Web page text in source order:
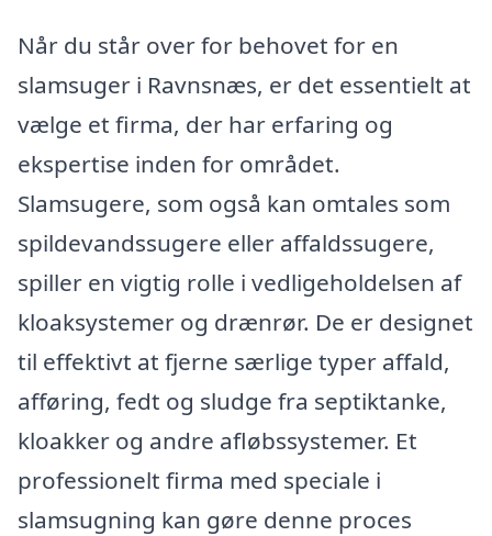
Når du står over for behovet for en
slamsuger i Ravnsnæs, er det essentielt at
vælge et firma, der har erfaring og
ekspertise inden for området.
Slamsugere, som også kan omtales som
spildevandssugere eller affaldssugere,
spiller en vigtig rolle i vedligeholdelsen af
kloaksystemer og drænrør. De er designet
til effektivt at fjerne særlige typer affald,
afføring, fedt og sludge fra septiktanke,
kloakker og andre afløbssystemer. Et
professionelt firma med speciale i
slamsugning kan gøre denne proces